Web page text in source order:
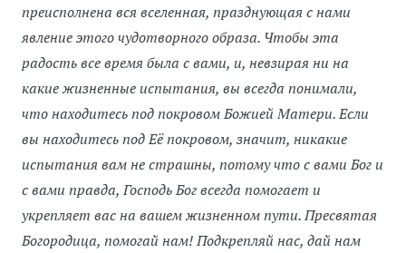
преисполнена вся вселенная, празднующая с нами
явление этого чудотворного образа. Чтобы эта
радость все время была с вами, и, невзирая ни на
какие жизненные испытания, вы всегда понимали,
что находитесь под покровом Божией Матери. Если
вы находитесь под Её покровом, значит, никакие
испытания вам не страшны, потому что с вами Бог и
с вами правда, Господь Бог всегда помогает и
укрепляет вас на вашем жизненном пути. Пресвятая
Богородица, помогай нам! Подкрепляй нас, дай нам